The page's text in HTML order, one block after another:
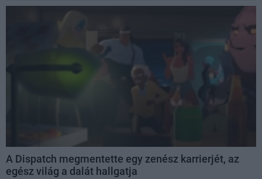
A Dispatch megmentette egy zenész karrierjét, az
egész világ a dalát hallgatja